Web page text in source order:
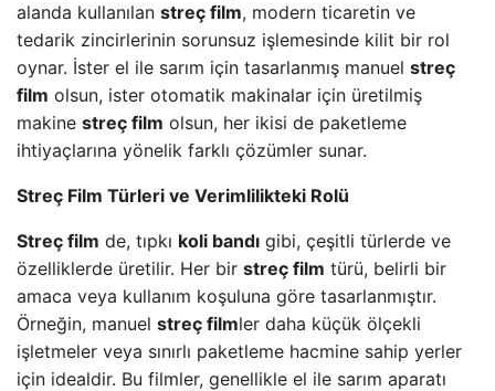
alanda kullanılan streç film, modern ticaretin ve
tedarik zincirlerinin sorunsuz işlemesinde kilit bir rol
oynar. İster el ile sarım için tasarlanmış manuel streç
film olsun, ister otomatik makinalar için üretilmiş
makine streç film olsun, her ikisi de paketleme
ihtiyaçlarına yönelik farklı çözümler sunar.
Streç Film Türleri ve Verimlilikteki Rolü
Streç film de, tıpkı koli bandı gibi, çeşitli türlerde ve
özelliklerde üretilir. Her bir streç film türü, belirli bir
amaca veya kullanım koşuluna göre tasarlanmıştır.
Örneğin, manuel streç filmler daha küçük ölçekli
işletmeler veya sınırlı paketleme hacmine sahip yerler
için idealdir. Bu filmler, genellikle el ile sarım aparatı